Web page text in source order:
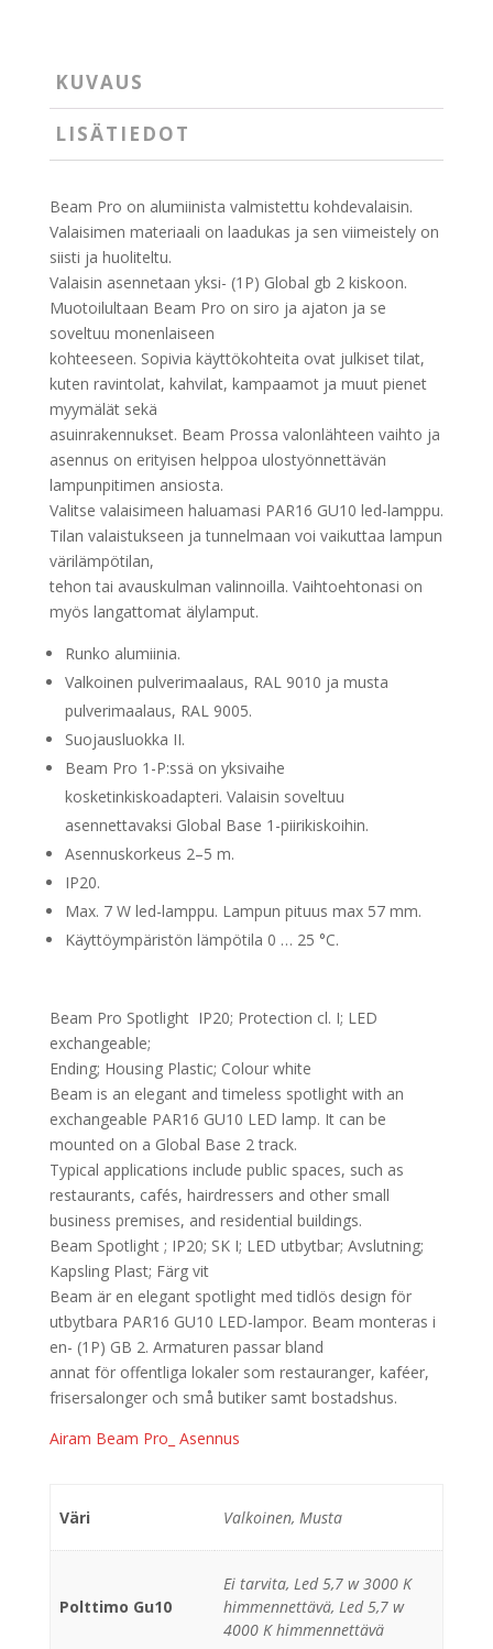
KUVAUS
LISÄTIEDOT
Beam Pro on alumiinista valmistettu kohdevalaisin.
Valaisimen materiaali on laadukas ja sen viimeistely on
siisti ja huoliteltu.
Valaisin asennetaan yksi- (1P) Global gb 2 kiskoon.
Muotoilultaan Beam Pro on siro ja ajaton ja se
soveltuu monenlaiseen
kohteeseen. Sopivia käyttökohteita ovat julkiset tilat,
kuten ravintolat, kahvilat, kampaamot ja muut pienet
myymälät sekä
asuinrakennukset. Beam Prossa valonlähteen vaihto ja
asennus on erityisen helppoa ulostyönnettävän
lampunpitimen ansiosta.
Valitse valaisimeen haluamasi PAR16 GU10 led-lamppu.
Tilan valaistukseen ja tunnelmaan voi vaikuttaa lampun
värilämpötilan,
tehon tai avauskulman valinnoilla. Vaihtoehtonasi on
myös langattomat älylamput.
Runko alumiinia.
Valkoinen pulverimaalaus, RAL 9010 ja musta
pulverimaalaus, RAL 9005.
Suojausluokka II.
Beam Pro 1-P:ssä on yksivaihe
kosketinkiskoadapteri. Valaisin soveltuu
asennettavaksi Global Base 1-piirikiskoihin.
Asennuskorkeus 2–5 m.
IP20.
Max. 7 W led-lamppu. Lampun pituus max 57 mm.
Käyttöympäristön lämpötila 0 … 25 °C.
Beam Pro Spotlight IP20; Protection cl. I; LED
exchangeable;
Ending; Housing Plastic; Colour white
Beam is an elegant and timeless spotlight with an
exchangeable PAR16 GU10 LED lamp. It can be
mounted on a Global Base 2 track.
Typical applications include public spaces, such as
restaurants, cafés, hairdressers and other small
business premises, and residential buildings.
Beam Spotlight ; IP20; SK I; LED utbytbar; Avslutning;
Kapsling Plast; Färg vit
Beam är en elegant spotlight med tidlös design för
utbytbara PAR16 GU10 LED-lampor. Beam monteras i
en- (1P) GB 2. Armaturen passar bland
annat för offentliga lokaler som restauranger, kaféer,
frisersalonger och små butiker samt bostadshus.
Airam Beam Pro_ Asennus
Väri Valkoinen, Musta
Polttimo Gu10
Ei tarvita, Led 5,7 w 3000 K
himmennettävä, Led 5,7 w
4000 K himmennettävä